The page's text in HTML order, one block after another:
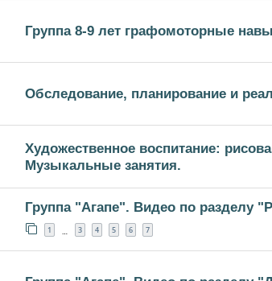
Группа 8-9 лет графомоторные
Обследование, планирование и
Художественное воспитание:
Музыкальные занятия.
Группа "Агапе". Видео по разделу
1 3 4 5 6 7